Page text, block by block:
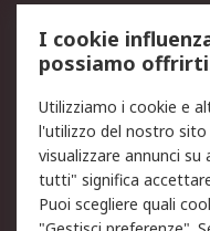
Legale
Informativa Cookie
Email Security
Condizioni di
I cookie
possiamo
Utilizziamo i cookie e
l'utilizzo del nostro sito
visualizzare annunci
tutti" significa
Puoi scegliere quali